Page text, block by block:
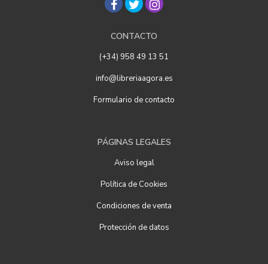
CONTACTO
(+34) 958 49 13 51
info@libreriaagora.es
Formulario de contacto
PÁGINAS LEGALES
Aviso legal
Política de Cookies
Condiciones de venta
Protección de datos